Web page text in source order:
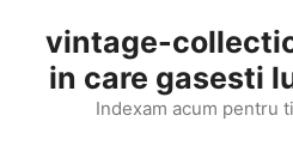
content
vintage-
in care gasesti
Indexam acum pentru